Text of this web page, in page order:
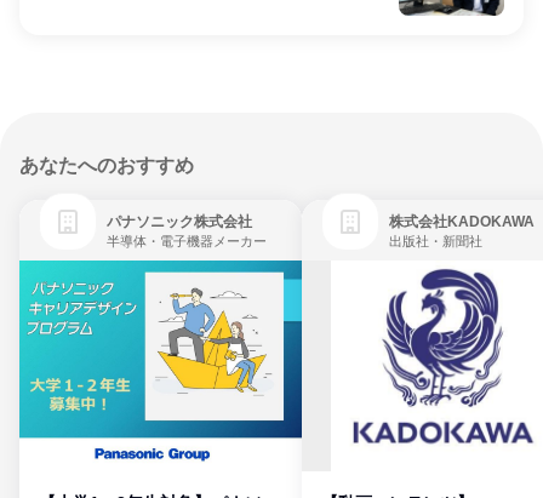
あなたへのおすすめ
パナソニック株式会社
半導体・電子機器メーカー
株式会社KADOKAWA
出版社・新聞社